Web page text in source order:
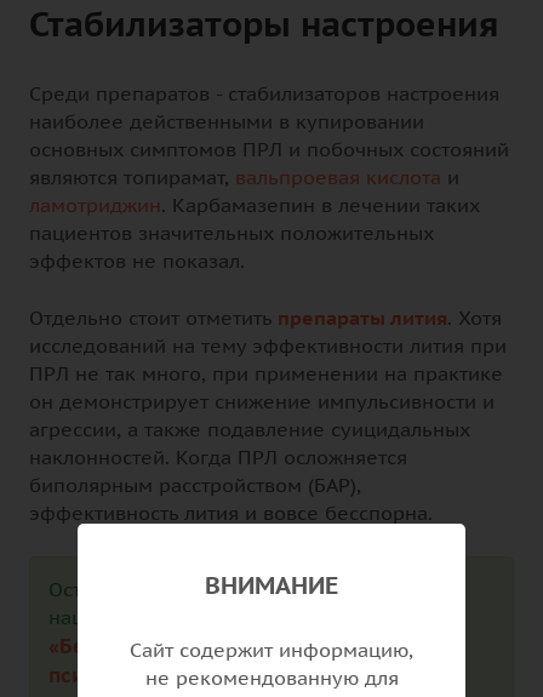
Стабилизаторы настроения
Среди препаратов - стабилизаторов настроения
наиболее действенными в купировании
основных симптомов ПРЛ и побочных состояний
являются топирамат, вальпроевая кислота и
ламотриджин. Карбамазепин в лечении таких
пациентов значительных положительных
эффектов не показал.
Отдельно стоит отметить препараты лития. Хотя
исследований на тему эффективности лития при
ПРЛ не так много, при применении на практике
он демонстрирует снижение импульсивности и
агрессии, а также подавление суицидальных
наклонностей. Когда ПРЛ осложняется
биполярным расстройством (БАР),
эффективность лития и вовсе бесспорна.
Остались вопросы? Задайте их бесплатно
нашим врачам в чате «ВКонтакте»:
«Бесплатная консультация врача-
психиатра» или вTelegram-чате.
ВНИМАНИЕ
Сайт содержит информацию,
не рекомендованную для